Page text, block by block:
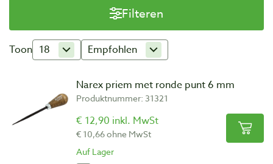
Filteren
Toon 18 Empfohlen
Narex priem met ronde punt 6 mm
Produktnummer: 31321
€ 12,90 inkl. MwSt
€ 10,66 ohne MwSt
Auf Lager